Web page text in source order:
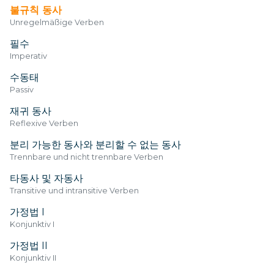
불규칙 동사
Unregelmäßige Verben
필수
Imperativ
수동태
Passiv
재귀 동사
Reflexive Verben
분리 가능한 동사와 분리할 수 없는 동사
Trennbare und nicht trennbare Verben
타동사 및 자동사
Transitive und intransitive Verben
가정법 I
Konjunktiv I
가정법 II
Konjunktiv II